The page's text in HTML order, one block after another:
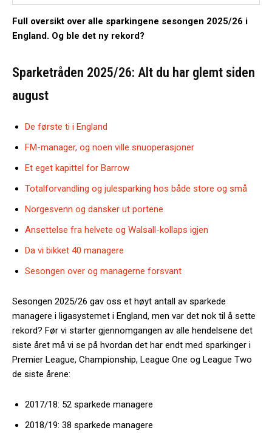
Full oversikt over alle sparkingene sesongen 2025/26 i
England. Og ble det ny rekord?
Sparketråden 2025/26: Alt du har glemt siden
august
De første ti i England
FM-manager, og noen ville snuoperasjoner
Et eget kapittel for Barrow
Totalforvandling og julesparking hos både store og små
Norgesvenn og dansker ut portene
Ansettelse fra helvete og Walsall-kollaps igjen
Da vi bikket 40 managere
Sesongen over og managerne forsvant
Sesongen 2025/26 gav oss et høyt antall av sparkede
managere i ligasystemet i England, men var det nok til å sette
rekord? Før vi starter gjennomgangen av alle hendelsene det
siste året må vi se på hvordan det har endt med sparkinger i
Premier League, Championship, League One og League Two
de siste årene:
2017/18: 52 sparkede managere
2018/19: 38 sparkede managere